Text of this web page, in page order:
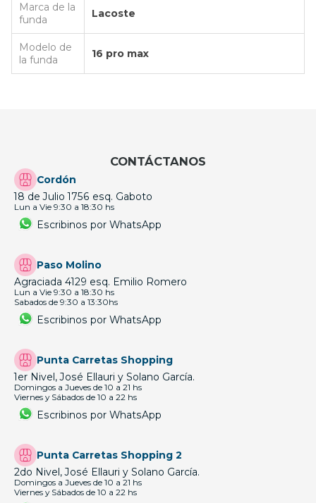
Marca de la
funda
Lacoste
Modelo de
la funda
16 pro max
CONTÁCTANOS
Cordón
18 de Julio 1756 esq. Gaboto
Lun a Vie 9:30 a 18:30 hs
Escribinos por WhatsApp
Paso Molino
Agraciada 4129 esq. Emilio Romero
Lun a Vie 9:30 a 18:30 hs
Sabados de 9:30 a 13:30hs
Escribinos por WhatsApp
Punta Carretas Shopping
1er Nivel, José Ellauri y Solano García.
Domingos a Jueves de 10 a 21 hs
Viernes y Sábados de 10 a 22 hs
Escribinos por WhatsApp
Punta Carretas Shopping 2
2do Nivel, José Ellauri y Solano García.
Domingos a Jueves de 10 a 21 hs
Viernes y Sábados de 10 a 22 hs